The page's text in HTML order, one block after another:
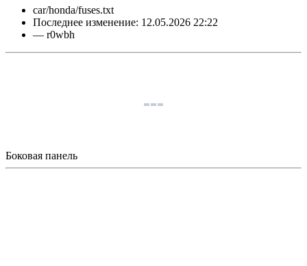
car/honda/fuses.txt
Последнее изменение: 12.05.2026 22:22
— r0wbh
Боковая панель